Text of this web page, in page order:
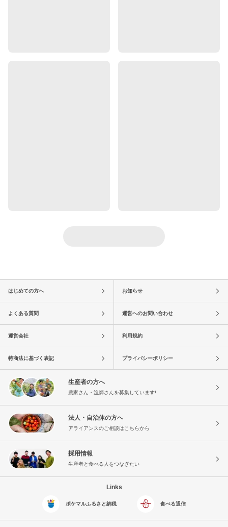
はじめての方へ お知らせ
よくある質問 運営へのお問い合わせ
運営会社 利用規約
特商法に基づく表記 プライバシーポリシー
生産者の方へ
農家さん・漁師さんを募集しています!
法人・自治体の方へ
アライアンスのご相談はこちらから
採用情報
生産者と食べる人をつなぎたい
Links
ポケマルふるさと納税 食べる通信